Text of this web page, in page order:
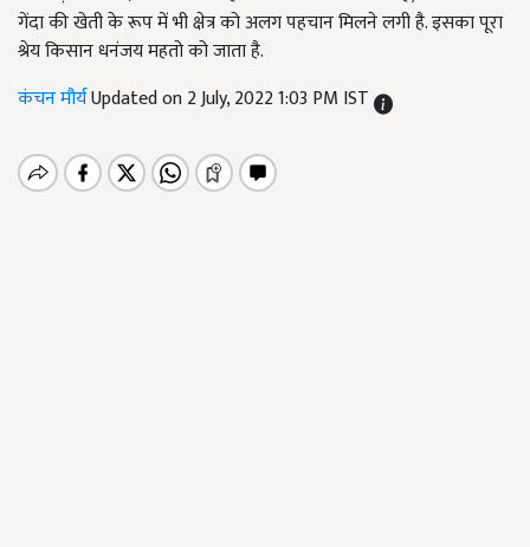
गेंदा की खेती के रूप में भी क्षेत्र को अलग पहचान मिलने लगी है. इसका पूरा
श्रेय किसान धनंजय महतो को जाता है.
कंचन मौर्यUpdated on 2 July, 2022 1:03 PM IST